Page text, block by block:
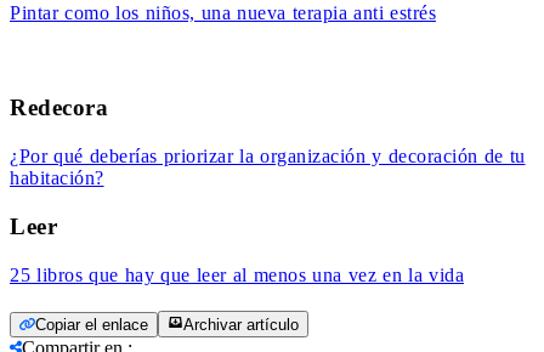
Pintar como los niños, una nueva terapia anti estrés
Redecora
¿Por qué deberías priorizar la organización y decoración de tu
habitación?
Leer
25 libros que hay que leer al menos una vez en la vida
Copiar el enlace Archivar artículo
Compartir en :